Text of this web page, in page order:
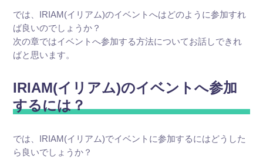
では、IRIAM(イリアム)のイベントへはどのように参加すれ
ば良いのでしょうか？
次の章ではイベントへ参加する方法についてお話しできれ
ばと思います。
IRIAM(イリアム)のイベントへ参加
するには？
では、IRIAM(イリアム)でイベントに参加するにはどうした
ら良いでしょうか？